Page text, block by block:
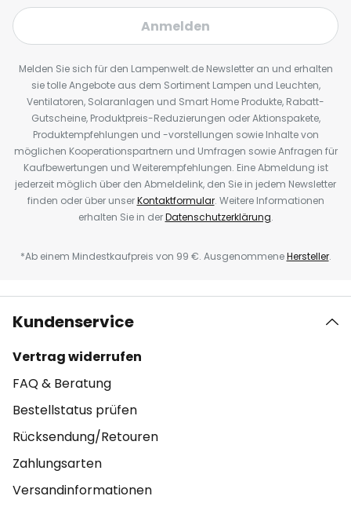
Anmelden
Melden Sie sich für den Lampenwelt.de Newsletter an und erhalten
sie tolle Angebote aus dem Sortiment Lampen und Leuchten,
Ventilatoren, Solaranlagen und Smart Home Produkte, Rabatt-
Gutscheine, Produktpreis-Reduzierungen oder Aktionspakete,
Produktempfehlungen und -vorstellungen sowie Inhalte von
möglichen Kooperationspartnern und Umfragen sowie Anfragen für
Kaufbewertungen und Weiterempfehlungen. Eine Abmeldung ist
jederzeit möglich über den Abmeldelink, den Sie in jedem Newsletter
finden oder über unserKontaktformular. Weitere Informationen
erhalten Sie in derDatenschutzerklärung.
*Ab einem Mindestkaufpreis von 99 €. AusgenommeneHersteller.
Kundenservice
Vertrag widerrufen
FAQ & Beratung
Bestellstatus prüfen
Rücksendung/Retouren
Zahlungsarten
Versandinformationen